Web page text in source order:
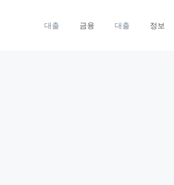
대출 금융 대출 정보